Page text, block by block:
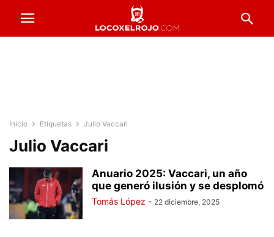
Inicio Etiquetas Julio Vaccari
Julio Vaccari
Anuario 2025: Vaccari, un año
que generó ilusión y se desplomó
Tomás López - 22 diciembre, 2025